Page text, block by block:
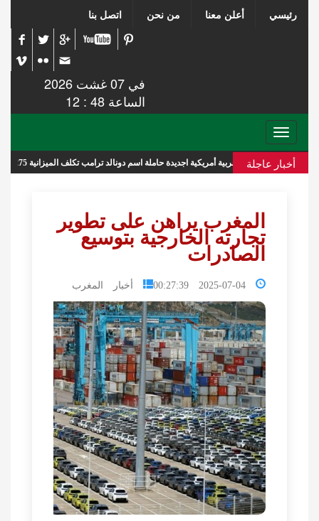
رئيسي أعلن معنا من نحن اتصل بنا
في 07 غشت 2026
الساعة 48 : 12
Toggle
navigation
أخبار عاجلة
سفن حربية أمريكية اجديدة حاملة اسم دونالد ترامب تكلف الميزانية 275 مليار دولار
المغرب يراهن على تطوير
تجارته الخارجية بتوسيع
الصادرات
2025-07-04 00:27:39 أخبار المغرب